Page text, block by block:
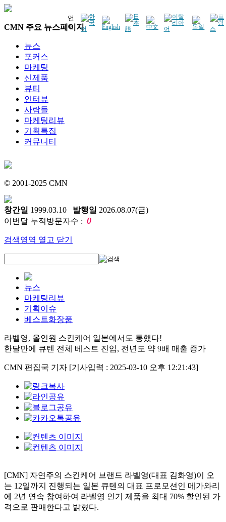
언
어
CMN 주요 뉴스페이지
뉴스
포커스
마케팅
신제품
뷰티
인터뷰
사람들
마케팅리뷰
기획특집
커뮤니티
© 2001-2025 CMN
창간일 1999.03.10 발행일 2026.08.07(금)
이번달 누적방문자수 : 0
검색영역 열고 닫기
뉴스
마케팅리뷰
기획이슈
베스트화장품
라벨영, 올인원 스킨케어 일본에서도 통했다!
한달만에 큐텐 전체 베스트 진입, 전년도 약 9배 매출 증가
CMN 편집국 기자 [기사입력 : 2025-03-10 오후 12:21:43]
[CMN] 자연주의 스킨케어 브랜드 라벨영(대표 김화영)이 오
는 12일까지 진행되는 일본 큐텐의 대표 프로모션인 메가와리
에 2년 연속 참여하여 라벨영 인기 제품을 최대 70% 할인된 가
격으로 판매한다고 밝혔다.